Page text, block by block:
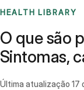
HEALTH LIBRARY
O que são
Sintomas,
Última atualização 17